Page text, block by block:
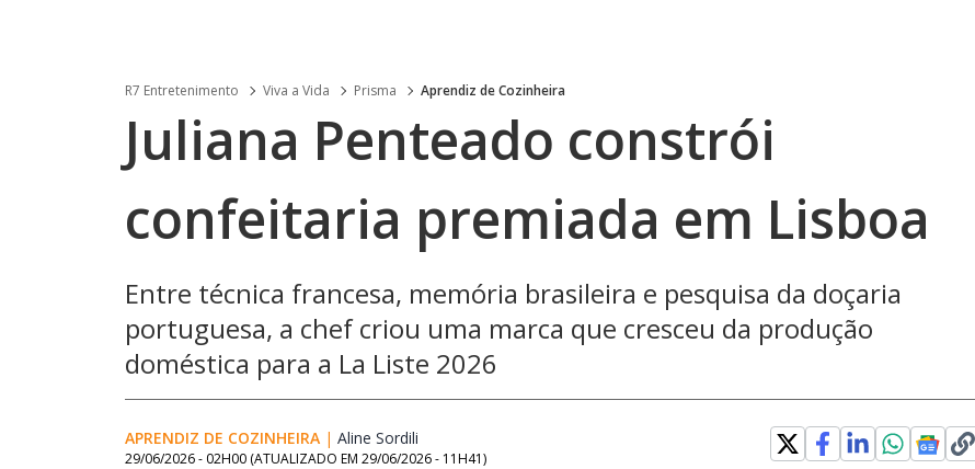
R7 Entretenimento Viva a Vida Prisma Aprendiz de Cozinheira
Juliana Penteado constrói
confeitaria premiada em Lisboa
Entre técnica francesa, memória brasileira e pesquisa da doçaria
portuguesa, a chef criou uma marca que cresceu da produção
doméstica para a La Liste 2026
APRENDIZ DE COZINHEIRA | Aline Sordili
29/06/2026 - 02H00 (ATUALIZADO EM 29/06/2026 - 11H41)